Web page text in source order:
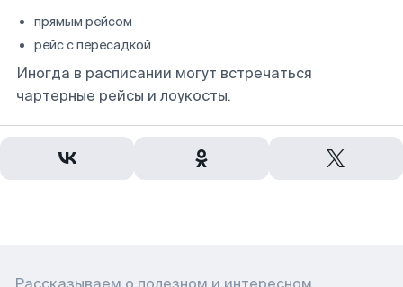
прямым рейсом
рейс с пересадкой
Иногда в расписании могут встречаться
чартерные рейсы и лоукосты.